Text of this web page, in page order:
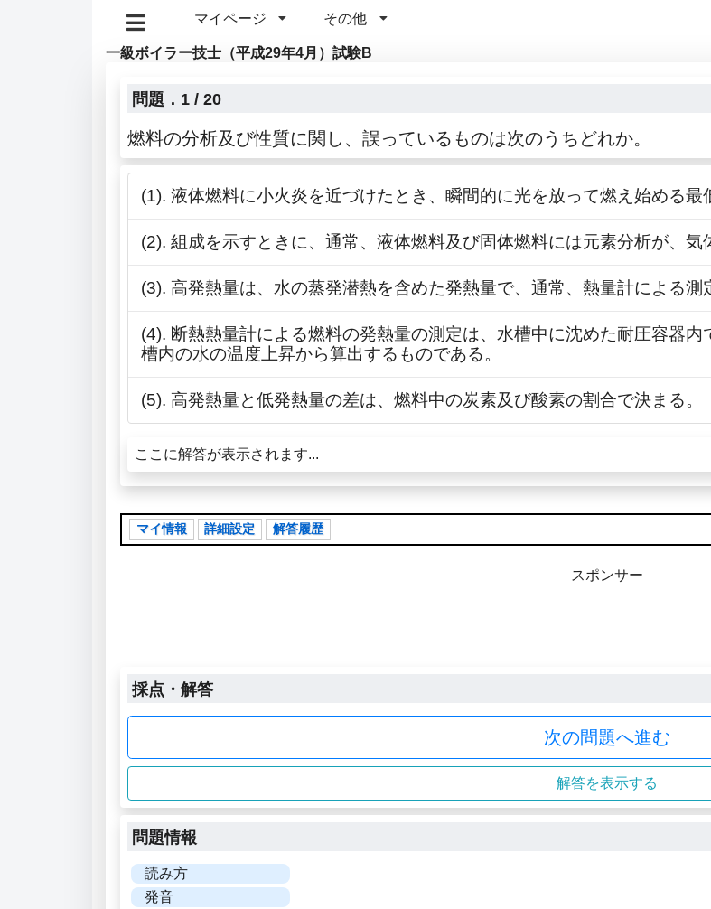
マイページ その他
一級ボイラー技士（平成29年4月）試験B
問題．1 / 20
燃料の分析及び性質に関し、誤っているものは次のうちどれか。
(1). 液体燃料に小火炎を近づけたとき、瞬間的に光を放って燃え始める最
(2). 組成を示すときに、通常、液体燃料及び固体燃料には元素分析が、気
(3). 高発熱量は、水の蒸発潜熱を含めた発熱量で、通常、熱量計による測
(4). 断熱熱量計による燃料の発熱量の測定は、水槽中に沈めた耐圧容器
槽内の水の温度上昇から算出するものである。
(5). 高発熱量と低発熱量の差は、燃料中の炭素及び酸素の割合で決まる。
ここに解答が表示されます...
マイ情報 詳細設定 解答履歴
スポンサー
採点・解答
次の問題へ進む
解答を表示する
問題情報
読み方
発音